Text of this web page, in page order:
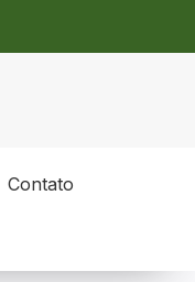
Contato